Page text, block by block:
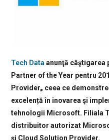
Tech Dataanunţă câştigarea
Partner of the Year pentru
Provider„ ceea ce
excelență în inovarea şi
tehnologii Microsoft. Filiala
distribuitor autorizat
şi Cloud Solution Provider.